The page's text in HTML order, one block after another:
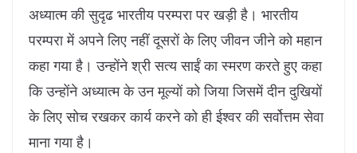
अध्यात्म की सुदृढ भारतीय परम्परा पर खड़ी है। भारतीय
परम्परा में अपने लिए नहीं दूसरों के लिए जीवन जीने को महान
कहा गया है। उन्होंने श्री सत्य साईं का स्मरण करते हुए कहा
कि उन्होंने अध्यात्म के उन मूल्यों को जिया जिसमें दीन दुखियों
के लिए सोच रखकर कार्य करने को ही ईश्वर की सर्वोत्तम सेवा
माना गया है।